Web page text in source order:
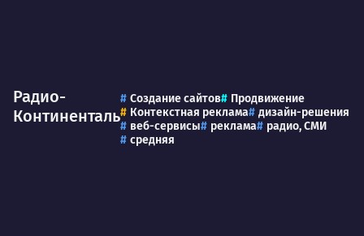
Радио-
Континенталь
Создание сайтов
Продвижение
Контекстная реклама
дизайн-решения
веб-сервисы
реклама
радио, СМИ
средняя